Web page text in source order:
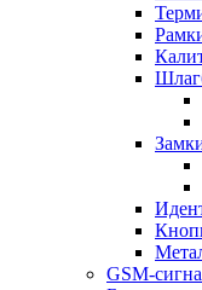
GSM-